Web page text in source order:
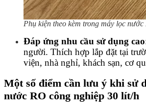
Phụ kiện theo kèm trong máy lọc
Đáp ứng nhu cầu sử dụng cao
người. Thích hợp lắp đặt tại
viện, nhà nghỉ, khách sạn, cơ
Một số điểm cần lưu ý khi sử
nước RO công nghiệp 30 lít/h